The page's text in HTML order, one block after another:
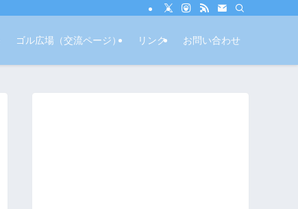
ゴル広場（交流ページ） リンク お問い合わせ